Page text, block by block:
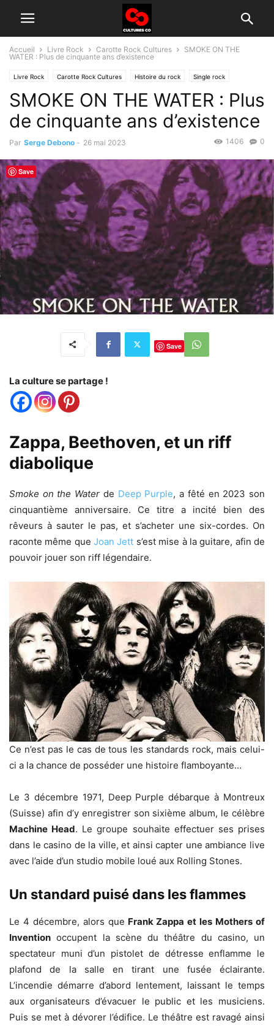
Accueil Livre Rock Carotte Rock Cultures
SMOKE ON THE
WATER : Plus de cinquante ans d’existence
Livre Rock Carotte Rock Cultures Histoire du rock Single rock
SMOKE ON THE WATER : Plus
de cinquante ans d’existence
Par Serge Debono - 26 mai 2023 0
1406
Save
La culture se partage !
Zappa, Beethoven, et un riff
diabolique
Smoke on the Water de Deep Purple, a fêté en 2023 son
cinquantième anniversaire. Ce titre a incité bien des
rêveurs à sauter le pas, et s’acheter une six-cordes. On
raconte même queJoan Jett s’est mise à la guitare, afin de
pouvoir jouer son riff légendaire.
Ce n’est pas le cas de tous les standards rock, mais celui-
ci a la chance de posséder une histoire flamboyante…
Le 3 décembre 1971, Deep Purple débarque à Montreux
(Suisse) afin d’y enregistrer son sixième album, le célèbre
Machine Head. Le groupe souhaite effectuer ses prises
dans le casino de la ville, et ainsi capter une ambiance live
avec l’aide d’un studio mobile loué aux Rolling Stones.
Un standard puisé dans les flammes
Le 4 décembre, alors que Frank Zappa et les Mothers of
Invention occupent la scène du théâtre du casino, un
spectateur muni d’un pistolet de détresse enflamme le
plafond de la salle en tirant une fusée éclairante.
L’incendie démarre d’abord lentement, laissant le temps
aux organisateurs d’évacuer le public et les musiciens.
Puis se met à dévorer l’édifice. Le théâtre est ravagé ainsi
Save